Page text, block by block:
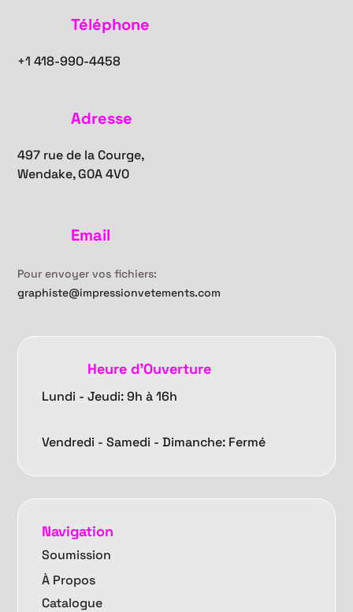
Téléphone
+1418-990-4458
Adresse
497 rue de la Courge,
Wendake, G0A 4V0
Email
Pour envoyer vos fichiers:
graphiste@impressionvetements.com
Heure d'Ouverture
Lundi - Jeudi: 9h à 16h
Vendredi -Samedi - Dimanche: Fermé
Navigation
Soumission
À Propos
Catalogue